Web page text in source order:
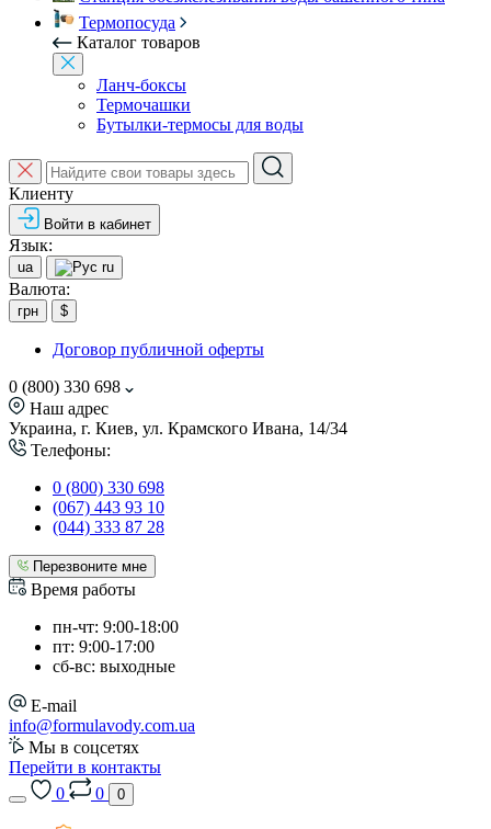
Термопосуда
Каталог товаров
Ланч-боксы
Термочашки
Бутылки-термосы для воды
Клиенту
Войти в кабинет
Язык:
ua ru
Валюта:
грн $
Договор публичной оферты
0 (800) 330 698
Наш адрес
Украина, г. Киев, ул. Крамского Ивана, 14/34
Телефоны:
0 (800) 330 698
(067) 443 93 10
(044) 333 87 28
Перезвоните мне
Время работы
пн-чт: 9:00-18:00
пт: 9:00-17:00
сб-вс: выходные
E-mail
info@formulavody.com.ua
Мы в соцсетях
Перейти в контакты
0
0 0